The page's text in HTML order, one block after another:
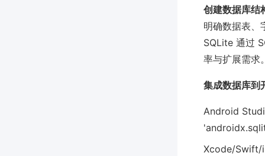
创建数据库结
明确数据表、
SQLite 通过
率与扩展需求
集成数据库到
Android
Xcode/Swift/